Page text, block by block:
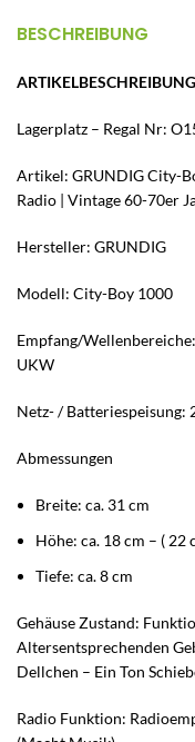
BESCHREIBUNG
ARTIKELBESCHREIBUNG
Lagerplatz – Regal Nr:
Artikel: GRUNDIG City-
Radio | Vintage 60-70er
Hersteller: GRUNDIG
Modell: City-Boy 1000
Empfang/
UKW
Netz- / Batteriespeisung:
Abmessungen
Breite: ca. 31 cm
Höhe: ca. 18 cm – ( 22
Tiefe: ca. 8 cm
Gehäuse Zustand:
Altersentsprechenden
Dellchen – Ein Ton
Radio Funktion: